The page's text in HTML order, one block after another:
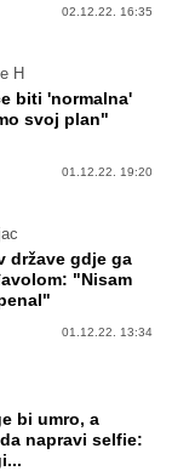
02.12.22. 16:35
H
biti 'normalna'
svoj plan"
01.12.22. 19:20
države gdje ga
"Nisam
01.12.22. 13:34
bi umro, a
napravi selfie: